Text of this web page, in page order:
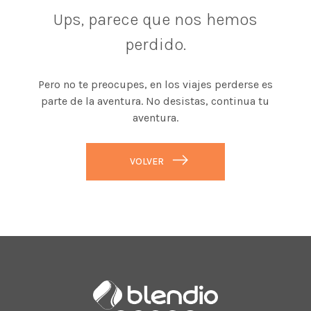
Ups, parece que nos hemos
perdido.
Pero no te preocupes, en los viajes perderse es
parte de la aventura. No desistas, continua tu
aventura.
VOLVER